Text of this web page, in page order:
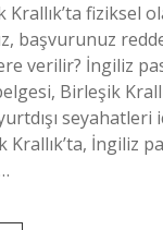
Krallık’ta fiziksel
başvurunuz
verilir? İngiliz
Birleşik
Krallık’ta, İngiliz